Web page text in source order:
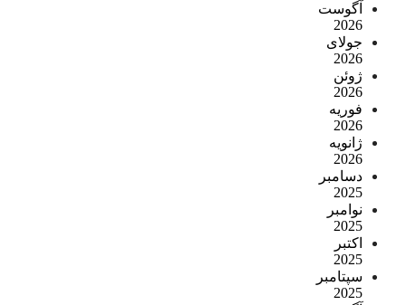
آگوست
2026
جولای
2026
ژوئن
2026
فوریه
2026
ژانویه
2026
دسامبر
2025
نوامبر
2025
اکتبر
2025
سپتامبر
2025